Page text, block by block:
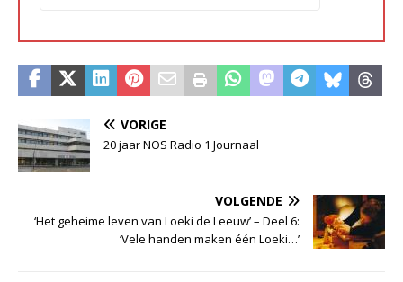
VORIGE
20 jaar NOS Radio 1 Journaal
VOLGENDE
‘Het geheime leven van Loeki de Leeuw’ – Deel 6:
‘Vele handen maken één Loeki…’